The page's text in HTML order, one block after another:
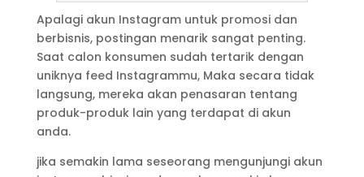
Apalagi akun Instagram untuk promosi dan
berbisnis, postingan menarik sangat penting.
Saat calon konsumen sudah tertarik dengan
uniknya feed Instagrammu, Maka secara tidak
langsung, mereka akan penasaran tentang
produk-produk lain yang terdapat di akun
anda.
jika semakin lama seseorang mengunjungi akun